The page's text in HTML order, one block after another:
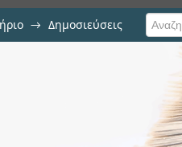
→ Δημοσιεύσεις
fission cross